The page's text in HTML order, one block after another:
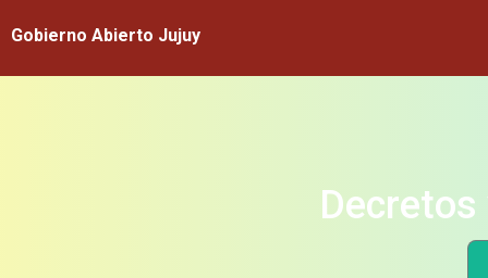
Gobierno Abierto Jujuy